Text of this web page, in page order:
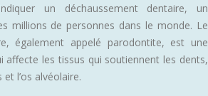
un déchaussement dentaire, un
millions de personnes dans le monde. Le
également appelé parodontite, est une
affecte les tissus qui soutiennent les dents,
l’os alvéolaire.